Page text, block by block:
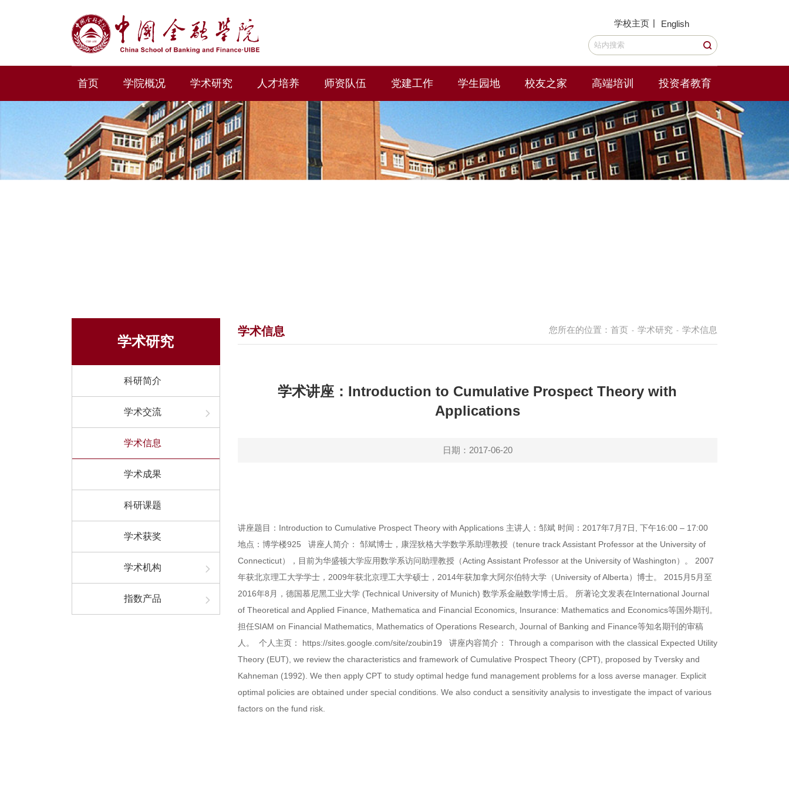
学校主页 | English
首页 学院概况 学术研究 人才培养 师资队伍 党建工作 学生园地 校友之家 高端培训 投资者教育
学术研究
科研简介
学术交流
学术信息
学术成果
科研课题
学术获奖
学术机构
指数产品
您所在的位置： 首页 - 学术研究 - 学术信息
学术信息
学术讲座：Introduction to Cumulative Prospect Theory with
Applications
日期：2017-06-20
讲座题目：Introduction to Cumulative Prospect Theory with Applications 主讲人：邹斌 时间：2017年7月7日, 下午16:00 – 17:00
地点：博学楼925
讲座人简介：
邹斌博士，康涅狄格大学数学系助理教授（tenure track Assistant Professor at the University of
Connecticut），目前为华盛顿大学应用数学系访问助理教授（Acting Assistant Professor at the University of Washington）。 2007
年获北京理工大学学士，2009年获北京理工大学硕士，2014年获加拿大阿尔伯特大学（University of Alberta）博士。 2015月5月至
2016年8月，德国慕尼黑工业大学 (Technical University of Munich) 数学系金融数学博士后。 所著论文发表在International Journal
of Theoretical and Applied Finance, Mathematica and Financial Economics, Insurance: Mathematics and Economics等国外期刊。
担任SIAM on Financial Mathematics, Mathematics of Operations Research, Journal of Banking and Finance等知名期刊的审稿
人。
个人主页： https://sites.google.com/site/zoubin19 讲座内容简介：
Through a comparison with the classical Expected Utility
Theory (EUT), we review the characteristics and framework of Cumulative Prospect Theory (CPT), proposed by Tversky and
Kahneman (1992). We then apply CPT to study optimal hedge fund management problems for a loss averse manager. Explicit
optimal policies are obtained under special conditions. We also conduct a sensitivity analysis to investigate the impact of various
factors on the fund risk.